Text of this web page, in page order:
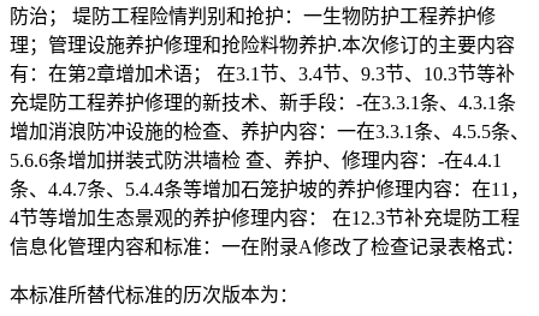
防治； 堤防工程险情判别和抢护：一生物防护工程养护修
理；管理设施养护修理和抢险料物养护.本次修订的主要内容
有：在第2章增加术语； 在3.1节、3.4节、9.3节、10.3节等补
充堤防工程养护修理的新技术、新手段：-在3.3.1条、4.3.1条
增加消浪防冲设施的检查、养护内容：一在3.3.1条、4.5.5条、
5.6.6条增加拼装式防洪墙检 查、养护、修理内容：-在4.4.1
条、4.4.7条、5.4.4条等增加石笼护坡的养护修理内容：在11，
4节等增加生态景观的养护修理内容： 在12.3节补充堤防工程
信息化管理内容和标准：一在附录A修改了检查记录表格式：
本标准所替代标准的历次版本为：